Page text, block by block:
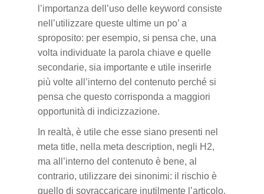
l’importanza dell’uso delle keyword consiste
nell’utilizzare queste ultime un po’ a
sproposito: per esempio, si pensa che, una
volta individuate la parola chiave e quelle
secondarie, sia importante e utile inserirle
più volte all’interno del contenuto perché si
pensa che questo corrisponda a maggiori
opportunità di indicizzazione.
In realtà, è utile che esse siano presenti nel
meta title, nella meta description, negli H2,
ma all’interno del contenuto è bene, al
contrario, utilizzare dei sinonimi: il rischio è
quello di sovraccaricare inutilmente l’articolo,